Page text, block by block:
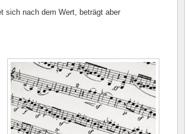
sich nach dem Wert, beträgt aber